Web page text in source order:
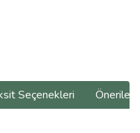
Seçenekleri